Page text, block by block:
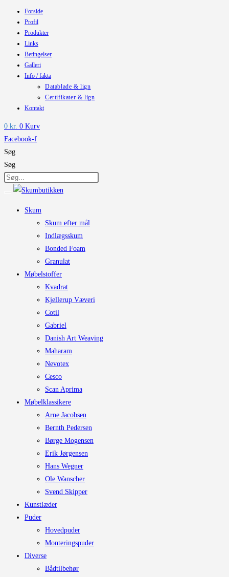
Forside
Profil
Produkter
Links
Betingelser
Galleri
Info / fakta
Datablade & lign
Certifikater & lign
Kontakt
0 kr. 0 Kurv
Facebook-f
Søg
Søg
Skum
Skum efter mål
Indlægsskum
Bonded Foam
Granulat
Møbelstoffer
Kvadrat
Kjellerup Væveri
Cotil
Gabriel
Danish Art Weaving
Maharam
Nevotex
Cesco
Scan Aprima
Møbelklassikere
Arne Jacobsen
Bernth Pedersen
Børge Mogensen
Erik Jørgensen
Hans Wegner
Ole Wanscher
Svend Skipper
Kunstlæder
Puder
Hovedpuder
Monteringspuder
Diverse
Bådtilbehør